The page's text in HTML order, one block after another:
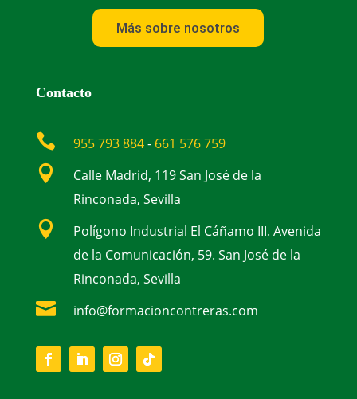
Más sobre nosotros
Contacto
 955 793 884- 661 576 759

Calle Madrid, 119 San José de la
Rinconada, Sevilla

Polígono Industrial El Cáñamo III. Avenida
de la Comunicación, 59. San José de la
Rinconada, Sevilla
 info@formacioncontreras.com